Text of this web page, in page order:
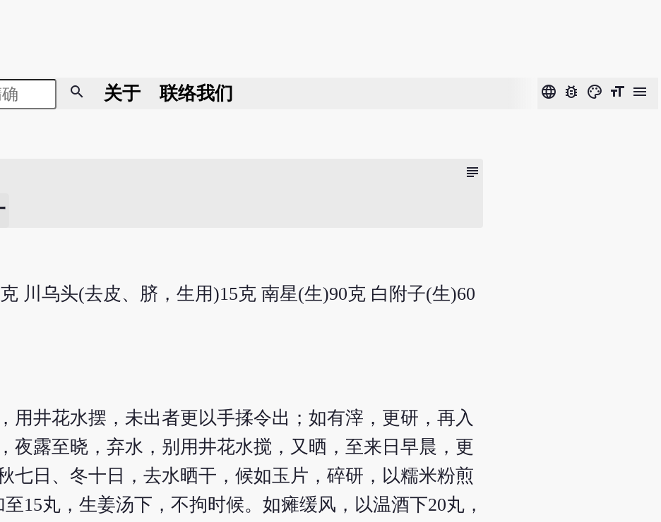
search 关于 联络我们 language bug_report color_lens format_size menu
subject
川乌头(去皮、脐，生用)15克 南星(生)90克 白附子(生)60
用井花水摆，未出者更以手揉令出；如有滓，更研，再入
夜露至晓，弃水，别用井花水搅，又晒，至来日早晨，更
七日、冬十日，去水晒干，候如玉片，碎研，以糯米粉煎
15丸，生姜汤下，不拘时候。如瘫缓风，以温酒下20丸，